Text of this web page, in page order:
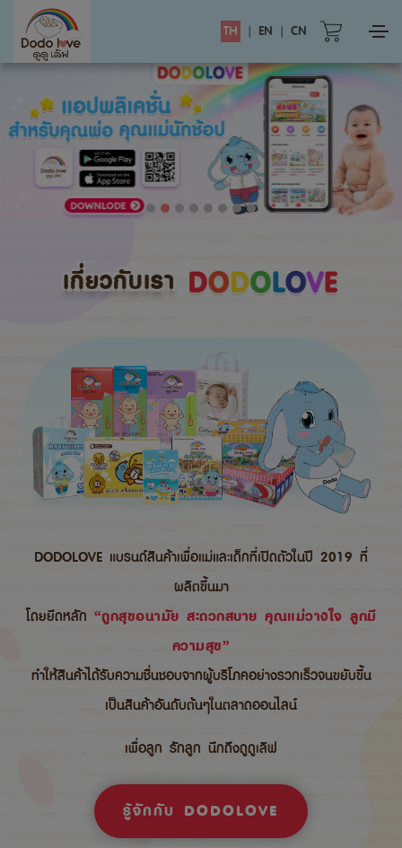
TH | EN | CN
เกี่ยวกับเรา
DODOLOVE แบรนด์สินค้าเพื่อแม่และเด็กที่เปิดตัวในปี 2019 ที่
ผลิตขึ้นมา
โดยยึดหลัก “ถูกสุขอนามัย สะดวกสบาย คุณแม่วางใจ ลูกมี
ความสุข”
ทำให้สินค้าได้รับความชื่นชอบจากผู้บริโภคอย่างรวกเร็วจนขยับขึ้น
เป็นสินค้าอันดับต้นๆในตลาดออนไลน์
เพื่อลูก รักลูก นึกถึงดูดูเลิฟ
รู้จักกับ DODOLOVE